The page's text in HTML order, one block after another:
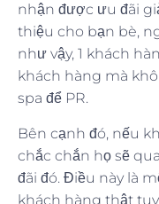
nhận được ưu đãi
thiệu cho bạn bè,
như vậy, 1 khách
khách hàng mà
spa để PR.
Bên cạnh đó, nếu
chắc chắn họ sẽ
đãi đó. Điều này là
khách hàng thật